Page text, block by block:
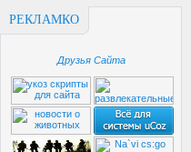
РЕКЛАМКО
Друзья Сайта